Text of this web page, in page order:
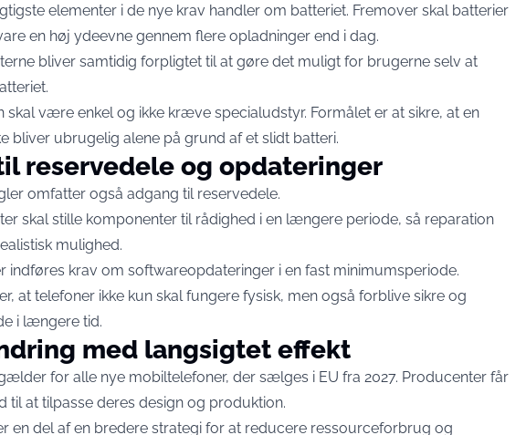
elementer i de nye krav handler om batteriet. Fremover skal batterier
en høj ydeevne gennem flere opladninger end i dag.
bliver samtidig forpligtet til at gøre det muligt for brugerne selv at
skal være enkel og ikke kræve specialudstyr. Formålet er at sikre, at en
bliver ubrugelig alene på grund af et slidt batteri.
reservedele og opdateringer
omfatter også adgang til reservedele.
skal stille komponenter til rådighed i en længere periode, så reparation
mulighed.
indføres krav om softwareopdateringer i en fast minimumsperiode.
at telefoner ikke kun skal fungere fysisk, men også forblive sikre og
i længere tid.
med langsigtet effekt
for alle nye mobiltelefoner, der sælges i EU fra 2027. Producenter får
til at tilpasse deres design og produktion.
en del af en bredere strategi for at reducere ressourceforbrug og